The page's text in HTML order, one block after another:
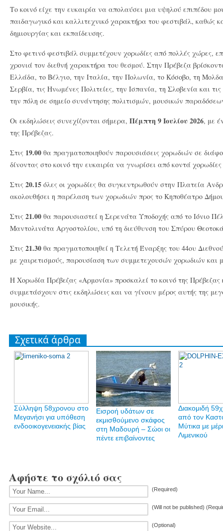
Το κοινό είχε την ευκαιρία να απολαύσει μια υψηλού επιπέδου
παιδαγωγικό και καλλιτεχνικό χαρακτήρα του φεστιβάλ, καθώς
δημιουργίας και εκπαίδευσης.
Στο φετινό φεστιβάλ συμμετέχουν χορωδίες από πολλές χώρες,
χρονιά τον διεθνή χαρακτήρα του θεσμού. Στην Πρέβεζα
Ελλάδα, το Βέλγιο, την Ιταλία, την Πολωνία, το Κόσοβο, τη
Σερβία, τις Ηνωμένες Πολιτείες, την Ισπανία, τη Σλοβενία και
την πόλη σε σημείο συνάντησης πολιτισμών, μουσικών
Οι εκδηλώσεις συνεχίζονται σήμερα, Πέμπτη 9 Ιουλίου 2026, με
της Πρέβεζας.
Στις 19.00 θα πραγματοποιηθούν παρουσιάσεις χορωδιών σε
δίνοντας στο κοινό την ευκαιρία να γνωρίσει από κοντά
Στις 20.15 όλες οι χορωδίες θα συγκεντρωθούν στην Πλατεία
ακολουθήσει η παρέλαση των χορωδιών προς το Κηποθέατρο
Στις 21.00 θα παρουσιαστεί η Σερενάτα Υποδοχής από το Ιόνιο
Μαντολινάτα Αργοστολίου, υπό τη διεύθυνση του Σπύρου
Στις 21.30 θα πραγματοποιηθεί η Τελετή Έναρξης του 44ου
με χαιρετισμούς, παρουσίαση των συμμετεχουσών χορωδιών και
Η Χορωδία Πρέβεζας «Αρμονία» προσκαλεί το κοινό της Πρέβεζας
συμμετάσχουν στις εκδηλώσεις και να γίνουν μέρος αυτής της
μουσικής.
Σχετικά άρθρα
Σύλληψη 58χρονου στο
Μεγανήσι για υπόθεση
ενδοοικογενειακής βίας
Εισροή υδάτων σε
εκμισθούμενο σκάφος
στη Μαδουρή – Σώοι οι
πέντε επιβαίνοντες
Διακομιδή
από τον
Μύτικα με
Λιμενικού
Αφήστε το σχόλιό σας
(Required)
(Will not be published)
(Optional)